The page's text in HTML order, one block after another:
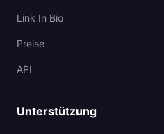
Link In Bio
Preise
API
Unterstützung